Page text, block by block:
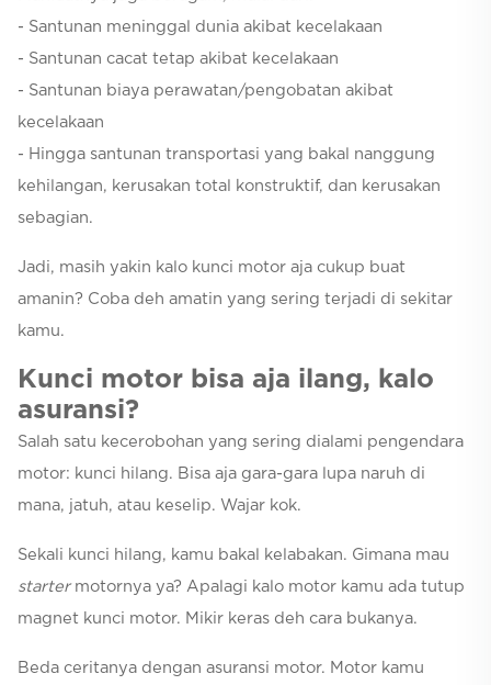
- Santunan meninggal dunia akibat kecelakaan
- Santunan cacat tetap akibat kecelakaan
- Santunan biaya perawatan/pengobatan akibat
kecelakaan
- Hingga santunan transportasi yang bakal nanggung
kehilangan, kerusakan total konstruktif, dan kerusakan
sebagian.
Jadi, masih yakin kalo kunci motor aja cukup buat
amanin? Coba deh amatin yang sering terjadi di sekitar
kamu.
Kunci motor bisa aja ilang, kalo
asuransi?
Salah satu kecerobohan yang sering dialami pengendara
motor: kunci hilang. Bisa aja gara-gara lupa naruh di
mana, jatuh, atau keselip. Wajar kok.
Sekali kunci hilang, kamu bakal kelabakan. Gimana mau
startermotornya ya? Apalagi kalo motor kamu ada tutup
magnet kunci motor. Mikir keras deh cara bukanya.
Beda ceritanya dengan asuransi motor. Motor kamu